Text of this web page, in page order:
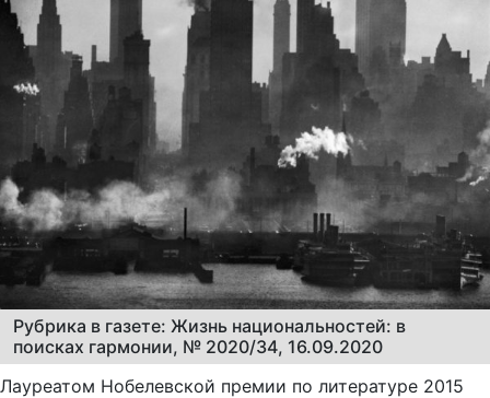
Рубрика в газете: Жизнь национальностей: в
поисках гармонии, № 2020/34, 16.09.2020
Лауреатом Нобелевской премии по литературе 2015